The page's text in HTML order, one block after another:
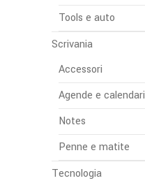
Tools e auto
Scrivania
Accessori
Agende e calendari
Notes
Penne e matite
Tecnologia